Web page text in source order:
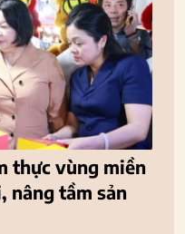
thực vùng miền
nâng tầm sản